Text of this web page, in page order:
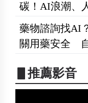
碳！AI浪潮、
藥物諮詢找AI
關用藥安全
▋推薦影音